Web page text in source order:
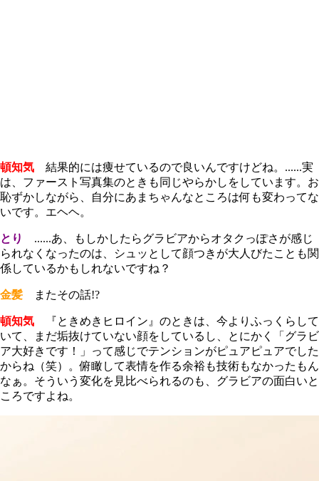
頓知気 結果的には痩せているので良いんですけどね。......実
は、ファースト写真集のときも同じやらかしをしています。お
恥ずかしながら、自分にあまちゃんなところは何も変わってな
いです。エヘヘ。
とり
......あ、もしかしたらグラビアからオタクっぽさが感じ
られなくなったのは、シュッとして顔つきが大人びたことも関
係しているかもしれないですね？
金髪 またその話!?
頓知気 『ときめきヒロイン』のときは、今よりふっくらして
いて、まだ垢抜けていない顔をしているし、とにかく「グラビ
ア大好きです！」って感じでテンションがピュアピュアでした
からね（笑）。俯瞰して表情を作る余裕も技術もなかったもん
なぁ。そういう変化を見比べられるのも、グラビアの面白いと
ころですよね。